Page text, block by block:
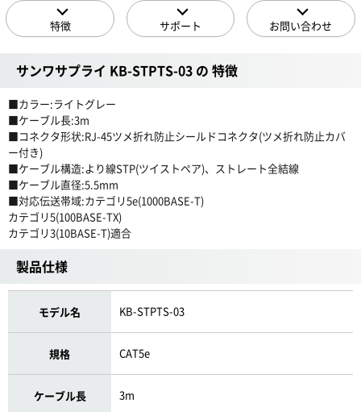
特徴 サポート お問い合わせ
サンワサプライ KB-STPTS-03 の 特徴
■カラー:ライトグレー
■ケーブル長:3m
■コネクタ形状:RJ-45ツメ折れ防止シールドコネクタ(ツメ折れ防止カバ
ー付き)
■ケーブル構造:より線STP(ツイストペア)、ストレート全結線
■ケーブル直径:5.5mm
■対応伝送帯域:カテゴリ5e(1000BASE-T)
カテゴリ5(100BASE-TX)
カテゴリ3(10BASE-T)適合
製品仕様
モデル名 KB-STPTS-03
規格 CAT5e
ケーブル長 3m